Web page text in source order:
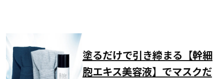
塗るだけで引き締まる【幹細
胞エキス美容液】でマスクだ